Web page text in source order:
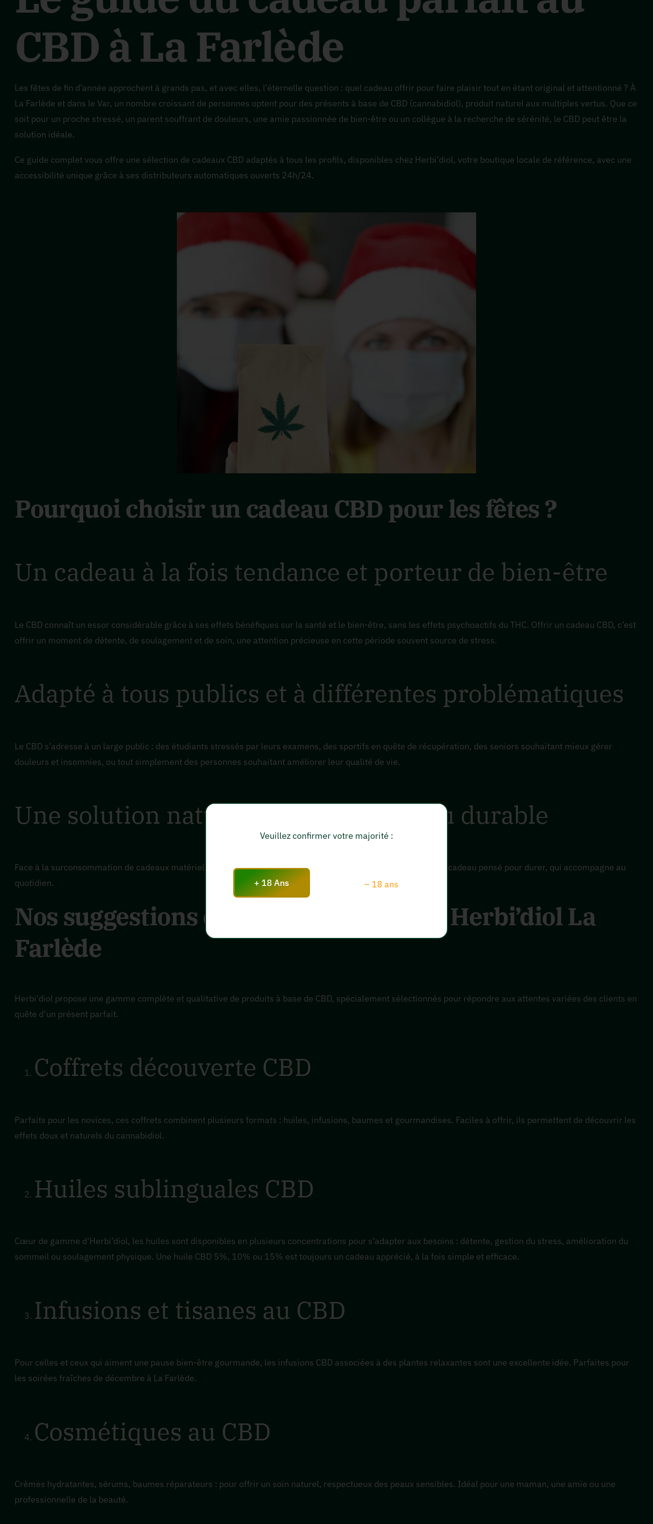
CBD à La Farlède
Les fêtes de fin d’année approchent à grands pas, et avec elles, l’éternelle question : quel cadeau offrir pour faire plaisir tout en étant original et attentionné ? À
La Farlède et dans le Var, un nombre croissant de personnes optent pour des présents à base de CBD (cannabidiol), produit naturel aux multiples vertus. Que ce
soit pour un proche stressé, un parent souffrant de douleurs, une amie passionnée de bien-être ou un collègue à la recherche de sérénité, le CBD peut être la
solution idéale.
Ce guide complet vous offre une sélection de cadeaux CBD adaptés à tous les profils, disponibles chez Herbi’diol, votre boutique locale de référence, avec une
accessibilité unique grâce à ses distributeurs automatiques ouverts 24h/24.
Pourquoi choisir un cadeau CBD pour les fêtes ?
Un cadeau à la fois tendance et porteur de bien-être
Le CBD connaît un essor considérable grâce à ses effets bénéfiques sur la santé et le bien-être, sans les effets psychoactifs du THC. Offrir un cadeau CBD, c’est
offrir un moment de détente, de soulagement et de soin, une attention précieuse en cette période souvent source de stress.
Adapté à tous publics et à différentes problématiques
Le CBD s’adresse à un large public : des étudiants stressés par leurs examens, des sportifs en quête de récupération, des seniors souhaitant mieux gérer
douleurs et insomnies, ou tout simplement des personnes souhaitant améliorer leur qualité de vie.
Une solution naturelle pour un cadeau durable
Face à la surconsommation de cadeaux matériels, le CBD se démarque par son aspect naturel et sain. C’est un cadeau pensé pour durer, qui accompagne au
quotidien.
Nos suggestions de cadeaux CBD chez Herbi’diol La
Farlède
Herbi’diol propose une gamme complète et qualitative de produits à base de CBD, spécialement sélectionnés pour répondre aux attentes variées des clients en
quête d’un présent parfait.
Coffrets découverte CBD
Parfaits pour les novices, ces coffrets combinent plusieurs formats : huiles, infusions, baumes et gourmandises. Faciles à offrir, ils permettent de découvrir les
effets doux et naturels du cannabidiol.
Huiles sublinguales CBD
Cœur de gamme d’Herbi’diol, les huiles sont disponibles en plusieurs concentrations pour s’adapter aux besoins : détente, gestion du stress, amélioration du
sommeil ou soulagement physique. Une huile CBD 5%, 10% ou 15% est toujours un cadeau apprécié, à la fois simple et efficace.
Infusions et tisanes au CBD
Pour celles et ceux qui aiment une pause bien-être gourmande, les infusions CBD associées à des plantes relaxantes sont une excellente idée. Parfaites pour
les soirées fraîches de décembre à La Farlède.
Cosmétiques au CBD
Crèmes hydratantes, sérums, baumes réparateurs : pour offrir un soin naturel, respectueux des peaux sensibles. Idéal pour une maman, une amie ou une
professionnelle de la beauté.
Veuillez confirmer votre majorité :
+ 18 Ans – 18 ans